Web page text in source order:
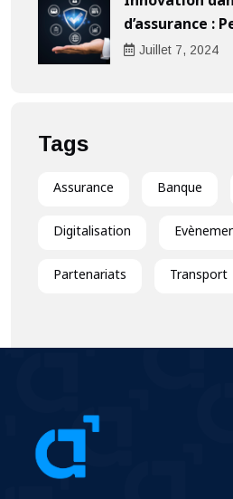
d’assurance :
cœur de
Juillet 7, 2024
Tags
Assurance Banque
Digitalisation
Partenariats Transport